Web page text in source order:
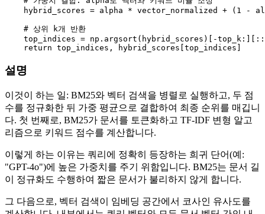
    hybrid_scores = alpha * vector_normalized + (
1 -
# 상위 k개 반환
top_indices = np.argsort(hybrid_scores)[-
return
설명
이것이 하는 일: BM25와 벡터 검색을 병렬로 실행하고, 두 점
수를 정규화한 뒤 가중 평균으로 결합하여 최종 순위를 매깁니
다. 첫 번째로, BM25가 문서를 토큰화하고 TF-IDF 변형 알고
리즘으로 키워드 점수를 계산합니다.
이렇게 하는 이유는 쿼리에 정확히 등장하는 희귀 단어(예:
"GPT-4o")에 높은 가중치를 주기 위함입니다. BM25는 문서 길
이 정규화도 수행하여 짧은 문서가 불리하지 않게 합니다.
그 다음으로, 벡터 검색이 임베딩 공간에서 코사인 유사도를